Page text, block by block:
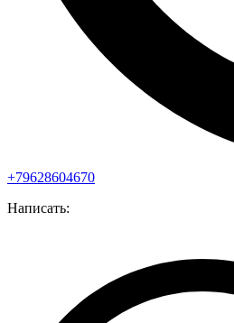
+79628604670
Написать: